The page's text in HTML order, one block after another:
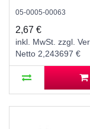
CMOS, -40..125 °C
05-0005-00063
2,67 €
inkl. MwSt. zzgl.
Netto 2,243697 €